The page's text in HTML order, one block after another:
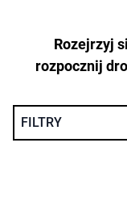
Rozejrzyj
rozpocznij
FILTRY